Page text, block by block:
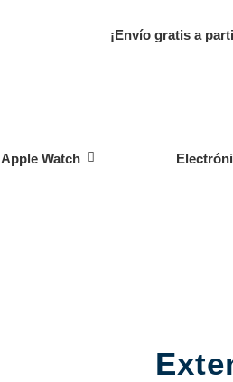
¡Envío gratis a
Apple Watch